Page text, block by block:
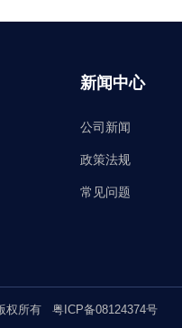
新闻中心
公司新闻
政策法规
常见问题
权所有 粤ICP备08124374号